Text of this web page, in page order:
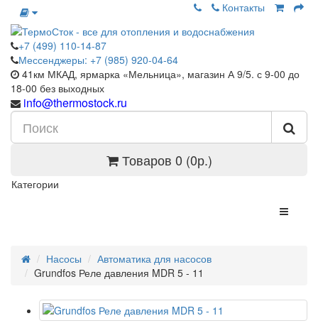
Контакты
+7 (499) 110-14-87
Мессенджеры: +7 (985) 920-04-64
41км МКАД, ярмарка «Мельница», магазин А 9/5. с 9-00 до
18-00 без выходных
info@thermostock.ru
Товаров 0 (0р.)
Категории
Насосы
Автоматика для насосов
Grundfos Реле давления MDR 5 - 11